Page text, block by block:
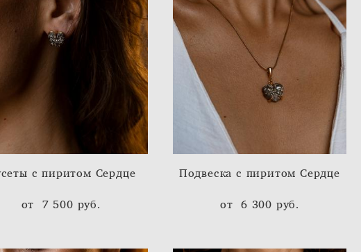
с пиритом Сердце
от 7 500 pуб.
Подвеска с пиритом Сердце
от 6 300 pуб.